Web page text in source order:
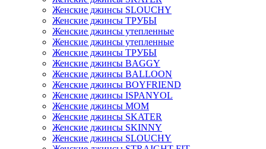
Женские джинсы SLOUCHY
Женские джинсы ТРУБЫ
Женские джинсы утепленные
Женские джинсы утепленные
Женские джинсы ТРУБЫ
Женские джинсы BAGGY
Женские джинсы BALLOON
Женские джинсы BOYFRIEND
Женские джинсы ISPANYOL
Женские джинсы МОМ
Женские джинсы SKATER
Женские джинсы SKINNY
Женские джинсы SLOUCHY